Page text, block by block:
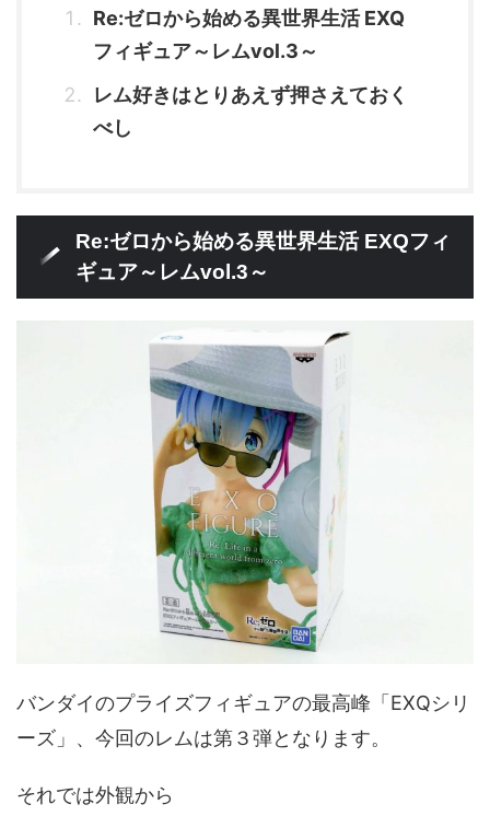
Re:ゼロから始める異世界生活 EXQ
フィギュア～レムvol.3～
レム好きはとりあえず押さえておく
べし
Re:ゼロから始める異世界生活 EXQフィ
ギュア～レムvol.3～
バンダイのプライズフィギュアの最高峰「EXQシリ
ーズ」、今回のレムは第３弾となります。
それでは外観から